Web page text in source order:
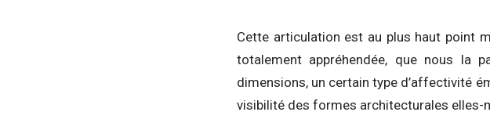
Cette articulation est au plus haut point
totalement appréhendée, que nous la
dimensions, un certain type d’affectivité
visibilité des formes architecturales elles-